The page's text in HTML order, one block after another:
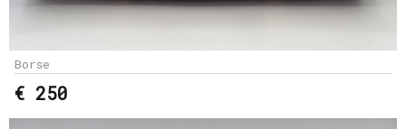
Borse
€ 250